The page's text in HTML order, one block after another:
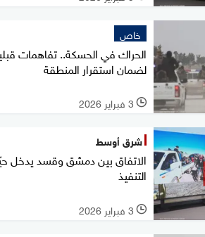
خاص
الحراك في الحسكة.. تفاهمات
لضمان استقرار المنطقة
l 3 فبراير 2026
شرق أوسط
الاتفاق بين دمشق وقسد يدخل
التنفيذ
l 3 فبراير 2026